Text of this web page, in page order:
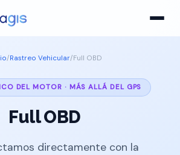
/Rastreo Vehicular/Full OBD
DEL MOTOR · MÁS ALLÁ DEL GPS
Full OBD
directamente con la